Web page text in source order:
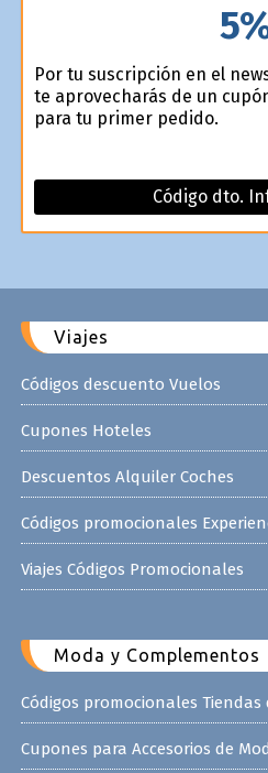
Por tu suscripción en el
te aprovecharás de un
para tu primer pedido.
Código dto.
Viajes
Códigos descuento Vuelos
Cupones Hoteles
Descuentos Alquiler Coches
Códigos promocionales
Viajes Códigos Promocionales
Moda y Complementos
Códigos promocionales Tiendas
Cupones para Accesorios de